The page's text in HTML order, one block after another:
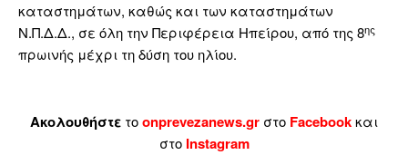
καταστημάτων, καθώς και των καταστημάτων
Ν.Π.Δ.Δ., σε όλη την Περιφέρεια Ηπείρου, από της 8ης
πρωινής μέχρι τη δύση του ηλίου.
Ακολουθήστε τοonprevezanews.gr στο Facebookκαι
στο Instagram